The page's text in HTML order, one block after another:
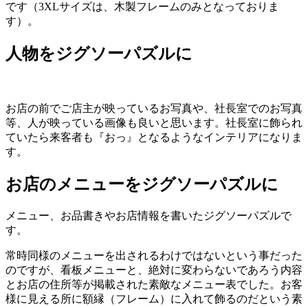
です（3XLサイズは、木製フレームのみとなっておりま
す）。
人物をジグソーパズルに
お店の前でご店主が映っているお写真や、社長室でのお写真
等、人が映っている画像も良いと思います。社長室に飾られ
ていたら来客者も『おっ』となるようなインテリアになりま
す。
お店のメニューをジグソーパズルに
メニュー、お品書きやお店情報を書いたジグソーパズルで
す。
常時同様のメニューを出されるわけではないという事だった
のですが、看板メニューと、絶対に変わらないであろう内容
とお店の住所等が掲載された素敵なメニュー表でした。お客
様に見える所に額縁（フレーム）に入れて飾るのだという素